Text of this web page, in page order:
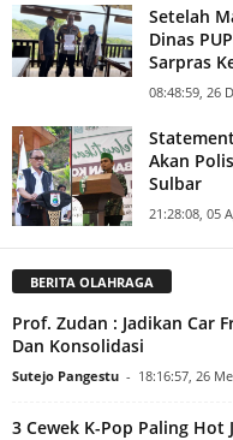
Setelah
Dinas
Sarpras
08:48:59, 26
Akan
Sulbar
21:28:08, 05
BERITA OLAHRAGA
Prof. Zudan : Jadikan Car
Dan Konsolidasi
Sutejo Pangestu - 18:16:57, 26
3 Cewek K-Pop Paling Hot